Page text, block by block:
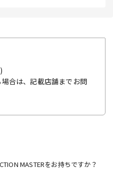
合は、記載店舗までお問
MASTERをお持ちですか？